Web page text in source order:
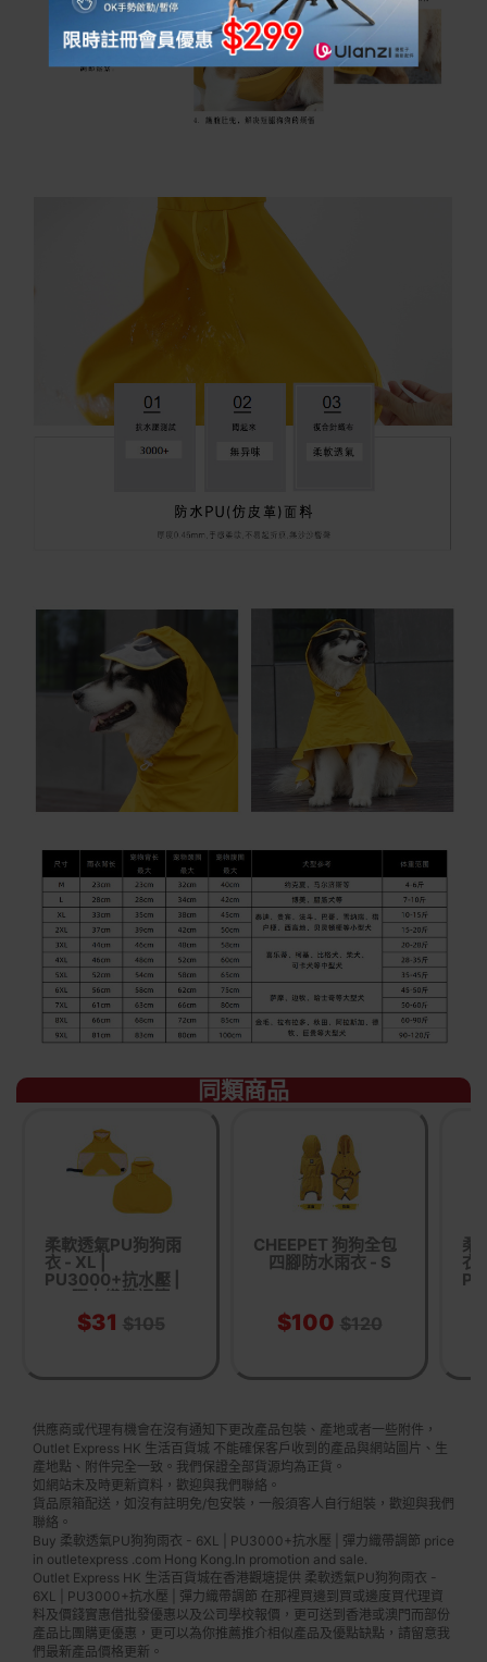
同類商品
柔軟透氣PU狗狗雨
衣 - XL |
PU3000+抗水壓 |
彈力織帶調節
$31 $105
CHEEPET 狗狗全包
四腳防水雨衣 - S
$100 $120
柔
衣
供應商或代理有機會在沒有通知下更改產品包裝、產地或者一些附件，
Outlet Express HK 生活百貨城 不能確保客戶收到的產品與網站圖片、生
產地點、附件完全一致。我們保證全部貨源均為正貨。
如網站未及時更新資料，歡迎與我們聯絡。
貨品原箱配送，如沒有註明免/包安裝，一般須客人自行組裝，歡迎與我們
聯絡。
Buy 柔軟透氣PU狗狗雨衣 - 6XL | PU3000+抗水壓 | 彈力織帶調節 price
in outletexpress .com Hong Kong.In promotion and sale.
Outlet Express HK 生活百貨城在香港觀塘提供 柔軟透氣PU狗狗雨衣 -
6XL | PU3000+抗水壓 | 彈力織帶調節 在那裡買邊到買或邊度買代理資
料及價錢實惠借批發優惠以及公司學校報價，更可送到香港或澳門而部份
產品比團購更優惠，更可以為你推薦推介相似產品及優點缺點，請留意我
們最新產品價格更新。